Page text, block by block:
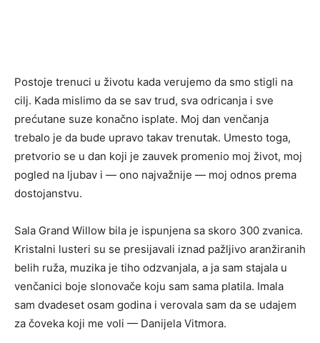
Postoje trenuci u životu kada verujemo da smo stigli na
cilj. Kada mislimo da se sav trud, sva odricanja i sve
prećutane suze konačno isplate. Moj dan venčanja
trebalo je da bude upravo takav trenutak. Umesto toga,
pretvorio se u dan koji je zauvek promenio moj život, moj
pogled na ljubav i — ono najvažnije — moj odnos prema
dostojanstvu.
Sala Grand Willow bila je ispunjena sa skoro 300 zvanica.
Kristalni lusteri su se presijavali iznad pažljivo aranžiranih
belih ruža, muzika je tiho odzvanjala, a ja sam stajala u
venčanici boje slonovače koju sam sama platila. Imala
sam dvadeset osam godina i verovala sam da se udajem
za čoveka koji me voli — Danijela Vitmora.